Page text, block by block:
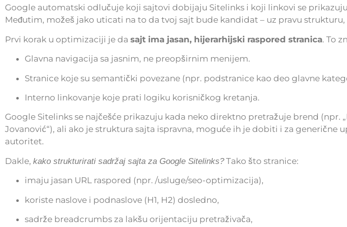
Google automatski odlučuje koji sajtovi dobijaju Sitelinks i koji linkovi se
Međutim, možeš jako uticati na to da tvoj sajt bude kandidat – uz pravu
Prvi korak u optimizaciji je da sajt ima jasan, hijerarhijski raspored stranica. To
Glavna navigacija sa jasnim, ne preopširnim menijem.
Stranice koje su semantički povezane (npr. podstranice kao deo glavne
Interno linkovanje koje prati logiku korisničkog kretanja.
Google Sitelinks se najčešće prikazuju kada neko direktno pretražuje brend (npr.
Jovanović“), ali ako je struktura sajta ispravna, moguće ih je dobiti i za generične
autoritet.
Dakle, kako strukturirati sadržaj sajta za Google Sitelinks?Tako što stranice:
imaju jasan URL raspored (npr. /usluge/seo-optimizacija),
koriste naslove i podnaslove (H1, H2) dosledno,
sadrže breadcrumbs za lakšu orijentaciju pretraživača,